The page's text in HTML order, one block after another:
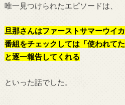
唯一見つけられたエピソードは、
旦那さんはファーストサマーウイ
番組をチェックしては「使われて
と逐一報告してくれる
といった話でした。